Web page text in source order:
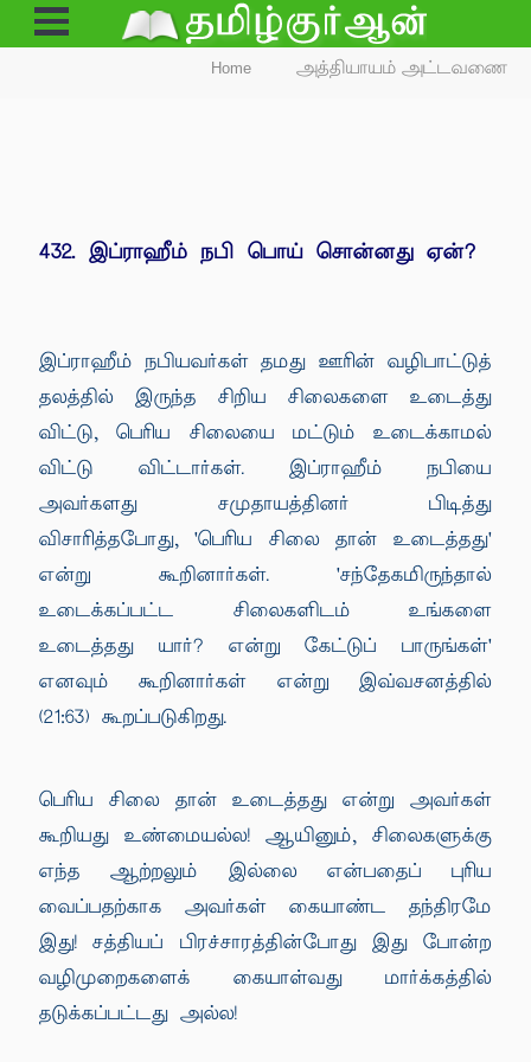
Open
Menu
Home அத்தியாயம் அட்டவணை
432. இப்ராஹீம் நபி பொய் சொன்னது ஏன்?
இப்ராஹீம் நபியவர்கள் தமது ஊரின் வழிபாட்டுத்
தலத்தில் இருந்த சிறிய சிலைகளை உடைத்து
விட்டு, பெரிய சிலையை மட்டும் உடைக்காமல்
விட்டு விட்டார்கள். இப்ராஹீம் நபியை
அவர்களது சமுதாயத்தினர் பிடித்து
விசாரித்தபோது, 'பெரிய சிலை தான் உடைத்தது'
என்று கூறினார்கள். 'சந்தேகமிருந்தால்
உடைக்கப்பட்ட சிலைகளிடம் உங்களை
உடைத்தது யார்? என்று கேட்டுப் பாருங்கள்'
எனவும் கூறினார்கள் என்று இவ்வசனத்தில்
(21:63) கூறப்படுகிறது.
பெரிய சிலை தான் உடைத்தது என்று அவர்கள்
கூறியது உண்மையல்ல! ஆயினும், சிலைகளுக்கு
எந்த ஆற்றலும் இல்லை என்பதைப் புரிய
வைப்பதற்காக அவர்கள் கையாண்ட தந்திரமே
இது! சத்தியப் பிரச்சாரத்தின்போது இது போன்ற
வழிமுறைகளைக் கையாள்வது மார்க்கத்தில்
தடுக்கப்பட்டது அல்ல!